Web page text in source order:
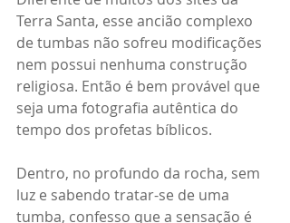
Terra Santa, esse ancião complexo
de tumbas não sofreu modificações
nem possui nenhuma construção
religiosa. Então é bem provável que
seja uma fotografia autêntica do
tempo dos profetas bíblicos.
Dentro, no profundo da rocha, sem
luz e sabendo tratar-se de uma
tumba, confesso que a sensação é